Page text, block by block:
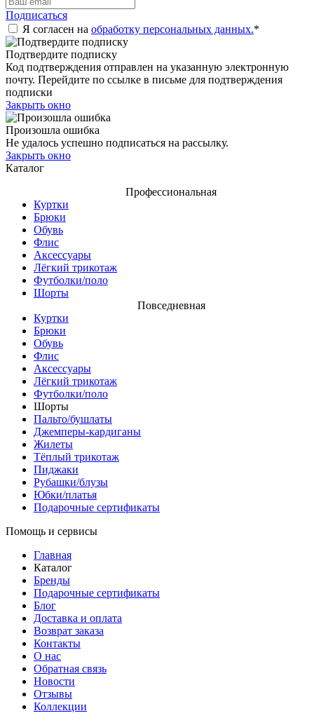
Подписаться
Я согласен на обработку персональных данных.*
Подтвердите подписку
Код подтверждения отправлен на указанную электронную
почту. Перейдите по ссылке в письме для подтверждения
подписки
Закрыть окно
Произошла ошибка
Не удалось успешно подписаться на рассылку.
Закрыть окно
Каталог
Профессиональная
Куртки
Брюки
Обувь
Флис
Аксессуары
Лёгкий трикотаж
Футболки/поло
Шорты
Повседневная
Куртки
Брюки
Обувь
Флис
Аксессуары
Лёгкий трикотаж
Футболки/поло
Шорты
Пальто/бушлаты
Джемперы-кардиганы
Жилеты
Тёплый трикотаж
Пиджаки
Рубашки/блузы
Юбки/платья
Подарочные сертификаты
Помощь и сервисы
Главная
Каталог
Бренды
Подарочные сертификаты
Блог
Доставка и оплата
Возврат заказа
Контакты
О нас
Обратная связь
Новости
Отзывы
Коллекции